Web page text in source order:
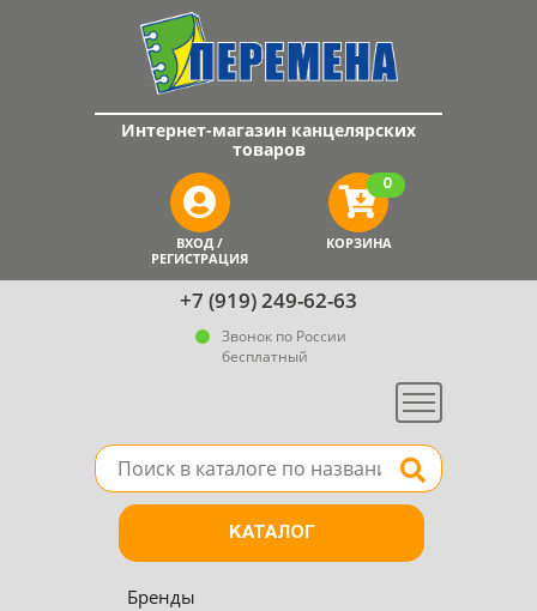
+7 (919) 249-62-63
Звонок по России
бесплатный
Меню
Интернет-магазин канцелярских
товаров
ВХОД /
РЕГИСТРАЦИЯ
КОРЗИНА
0
Поле для поиска товара в каталоге Найти
КАТАЛОГ
Бренды